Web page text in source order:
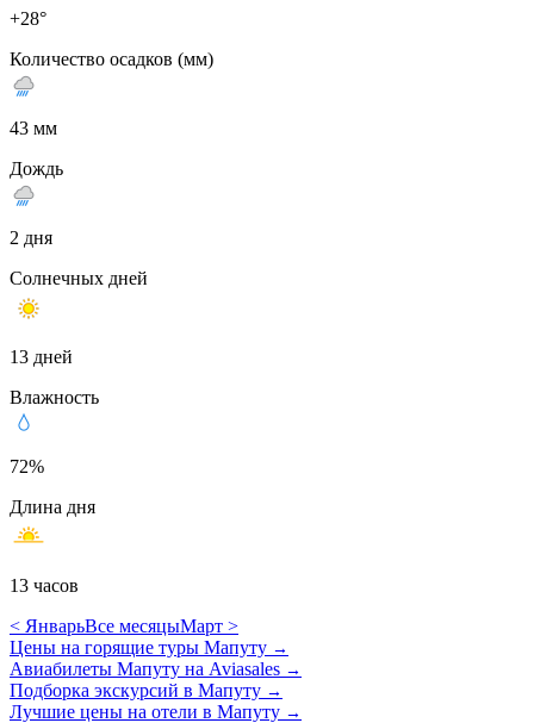
+28°
Количество осадков (мм)
43 мм
Дождь
2 дня
Солнечных дней
13 дней
Влажность
72%
Длина дня
13 часов
< ЯнварьВсе месяцыМарт >
Цены на горящие туры Мапуту →
Авиабилеты Мапуту на Aviasales →
Подборка экскурсий в Мапуту →
Лучшие цены на отели в Мапуту →